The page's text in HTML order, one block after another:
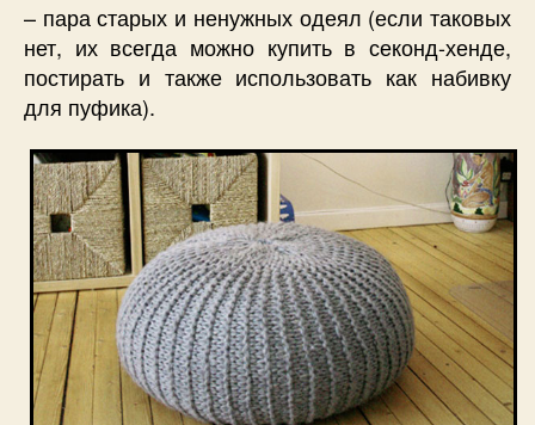
– пара старых и ненужных одеял (если таковых
нет, их всегда можно купить в секонд-хенде,
постирать и также использовать как набивку
для пуфика).